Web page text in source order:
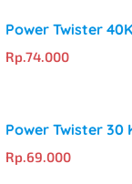
Rp.74.000
Rp.69.000